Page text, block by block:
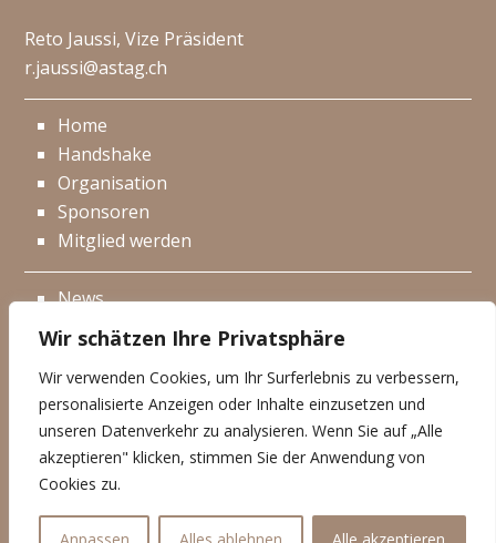
Wir schätzen Ihre Privatsphäre
Wir verwenden Cookies, um Ihr Surferlebnis zu verbessern,
personalisierte Anzeigen oder Inhalte einzusetzen und
unseren Datenverkehr zu analysieren. Wenn Sie auf „Alle
akzeptieren" klicken, stimmen Sie der Anwendung von
Cookies zu.
Reto Jaussi, Vize Präsident
r.jaussi@astag.ch
Home
Handshake
Organisation
Sponsoren
Mitglied werden
News
Events
Kontakt
Impressum
Datenschutzerklärung